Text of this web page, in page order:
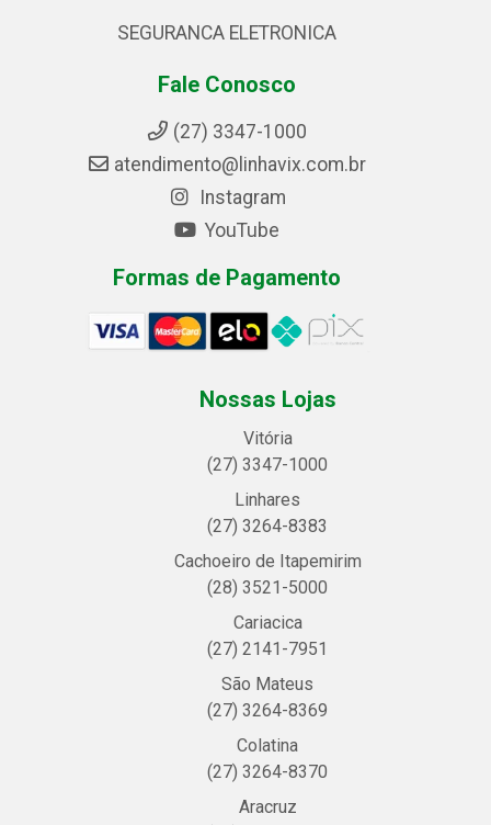
SEGURANCA ELETRONICA
Fale Conosco
(27) 3347-1000
atendimento@linhavix.com.br
Instagram
YouTube
Formas de Pagamento
Nossas Lojas
Vitória
(27) 3347-1000
Linhares
(27) 3264-8383
Cachoeiro de Itapemirim
(28) 3521-5000
Cariacica
(27) 2141-7951
São Mateus
(27) 3264-8369
Colatina
(27) 3264-8370
Aracruz